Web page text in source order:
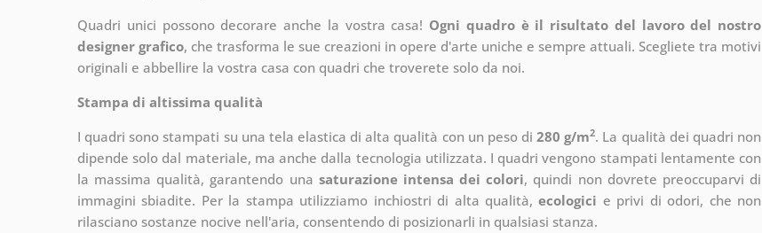
Quadri unici possono decorare anche la vostra casa! Ogni quadro è il risultato del lavoro del nostro
designer grafico, che trasforma le sue creazioni in opere d'arte uniche e sempre attuali. Scegliete tra motivi
originali e abbellire la vostra casa con quadri che troverete solo da noi.
Stampa di altissima qualità
I quadri sono stampati su una tela elastica di alta qualità con un peso di280 g/m2. La qualità dei quadri non
dipende solo dal materiale, ma anche dalla tecnologia utilizzata. I quadri vengono stampati lentamente con
la massima qualità, garantendo una saturazione intensa dei colori, quindi non dovrete preoccuparvi di
immagini sbiadite. Per la stampa utilizziamo inchiostri di alta qualità,ecologici e privi di odori, che non
rilasciano sostanze nocive nell'aria, consentendo di posizionarli in qualsiasi stanza.